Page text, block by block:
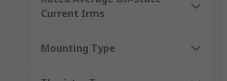
Current Irms
Mounting Type